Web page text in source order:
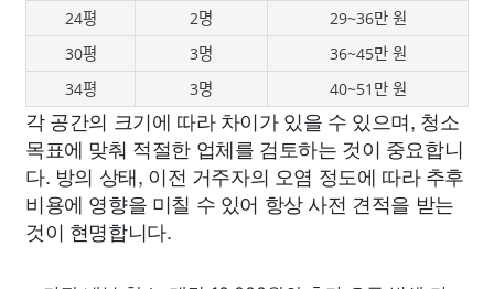
24평 2명
29~36만 원
30평
3명
36~45만 원
34평
3명 40~51만 원
각 공간의 크기에 따라 차이가 있을 수 있으며, 청소
목표에 맞춰 적절한 업체를 검토하는 것이 중요합니
다. 방의 상태, 이전 거주자의 오염 정도에 따라 추후
비용에 영향을 미칠 수 있어 항상 사전 견적을 받는
것이 현명합니다.